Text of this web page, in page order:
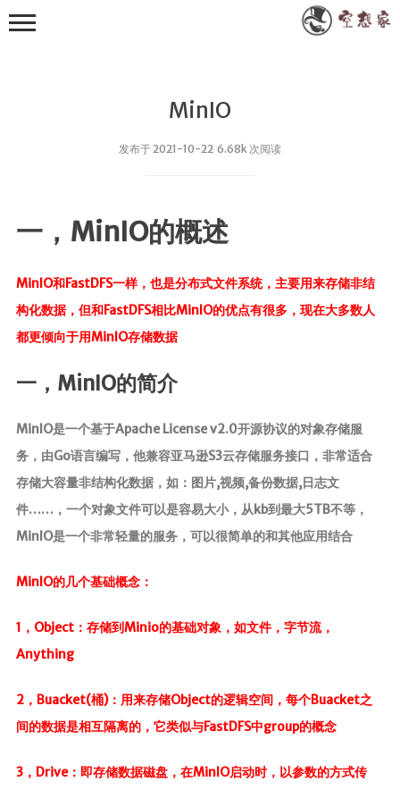
MinIO
发布于 2021-10-22 6.68k 次阅读
一，MinIO的概述
MinIO和FastDFS一样，也是分布式文件系统，主要用来存储非结
构化数据，但和FastDFS相比MinIO的优点有很多，现在大多数人
都更倾向于用MinIO存储数据
一，MinIO的简介
MinIO是一个基于Apache License v2.0开源协议的对象存储服
务，由Go语言编写，他兼容亚马逊S3云存储服务接口，非常适合
存储大容量非结构化数据，如：图片,视频,备份数据,日志文
件……，一个对象文件可以是容易大小，从kb到最大5TB不等，
MinIO是一个非常轻量的服务，可以很简单的和其他应用结合
MinIO的几个基础概念：
1，Object：存储到Minio的基础对象，如文件，字节流，
Anything
2，Buacket(桶)：用来存储Object的逻辑空间，每个Buacket之
间的数据是相互隔离的，它类似与FastDFS中group的概念
3，Drive：即存储数据磁盘，在MinIO启动时，以参数的方式传
小众技术
WebSocket
EasyExcel
前端
JavaScript
CSS3
Vue
UI视图动画
代码简洁工
Commons